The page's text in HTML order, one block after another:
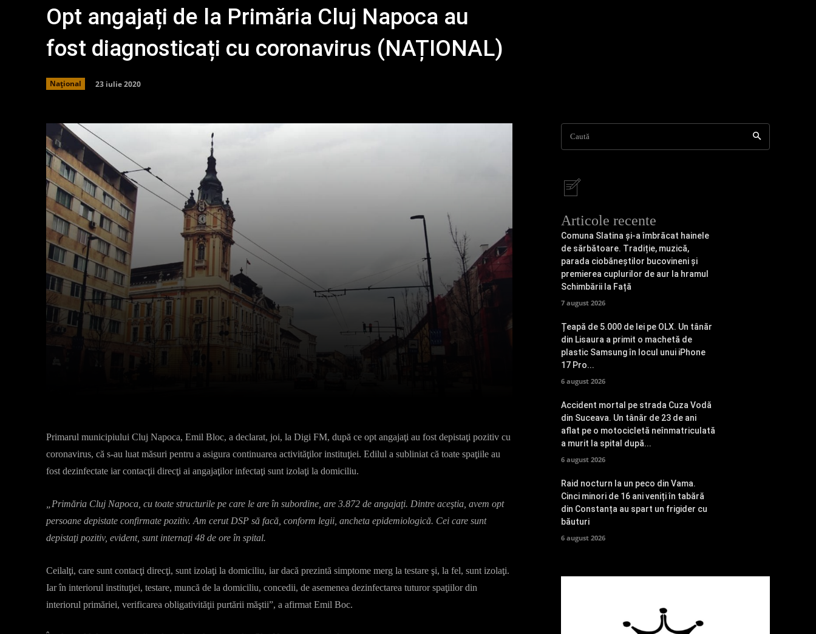
Opt angajați de la Primăria Cluj Napoca au
fost diagnosticați cu coronavirus (NAȚIONAL)
Național 23 iulie 2020
Primarul municipiului Cluj Napoca, Emil Bloc, a declarat, joi, la Digi FM, după ce opt angajaţi au fost depistaţi pozitiv cu
coronavirus, că s-au luat măsuri pentru a asigura continuarea activităţilor instituţiei. Edilul a subliniat că toate spaţiile au
fost dezinfectate iar contacţii direcţi ai angajaţilor infectaţi sunt izolaţi la domiciliu.
„Primăria Cluj Napoca, cu toate structurile pe care le are în subordine, are 3.872 de angajaţi. Dintre aceştia, avem opt
persoane depistate confirmate pozitiv. Am cerut DSP să facă, conform legii, ancheta epidemiologică. Cei care sunt
depistaţi pozitiv, evident, sunt internaţi 48 de ore în spital.
Ceilalţi, care sunt contacţi direcţi, sunt izolaţi la domiciliu, iar dacă prezintă simptome merg la testare şi, la fel, sunt izolaţi.
Iar în interiorul instituţiei, testare, muncă de la domiciliu, concedii, de asemenea dezinfectarea tuturor spaţiilor din
interiorul primăriei, verificarea obligativităţii purtării măştii”, a afirmat Emil Boc.
Caută
Articole recente
Comuna Slatina și-a îmbrăcat hainele
de sărbătoare. Tradiție, muzică,
parada ciobăneștilor bucovineni și
premierea cuplurilor de aur la hramul
Schimbării la Față
7 august 2026
Țeapă de 5.000 de lei pe OLX. Un tânăr
din Lisaura a primit o machetă de
plastic Samsung în locul unui iPhone
17 Pro...
6 august 2026
Accident mortal pe strada Cuza Vodă
din Suceava. Un tânăr de 23 de ani
aflat pe o motocicletă neînmatriculată
a murit la spital după...
6 august 2026
Raid nocturn la un peco din Vama.
Cinci minori de 16 ani veniți în tabără
din Constanța au spart un frigider cu
băuturi
6 august 2026